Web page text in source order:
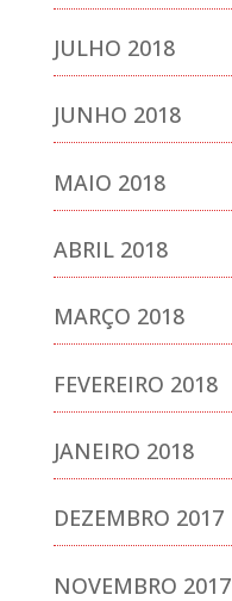
JULHO 2018
JUNHO 2018
MAIO 2018
ABRIL 2018
MARÇO 2018
FEVEREIRO 2018
JANEIRO 2018
DEZEMBRO 2017
NOVEMBRO 2017